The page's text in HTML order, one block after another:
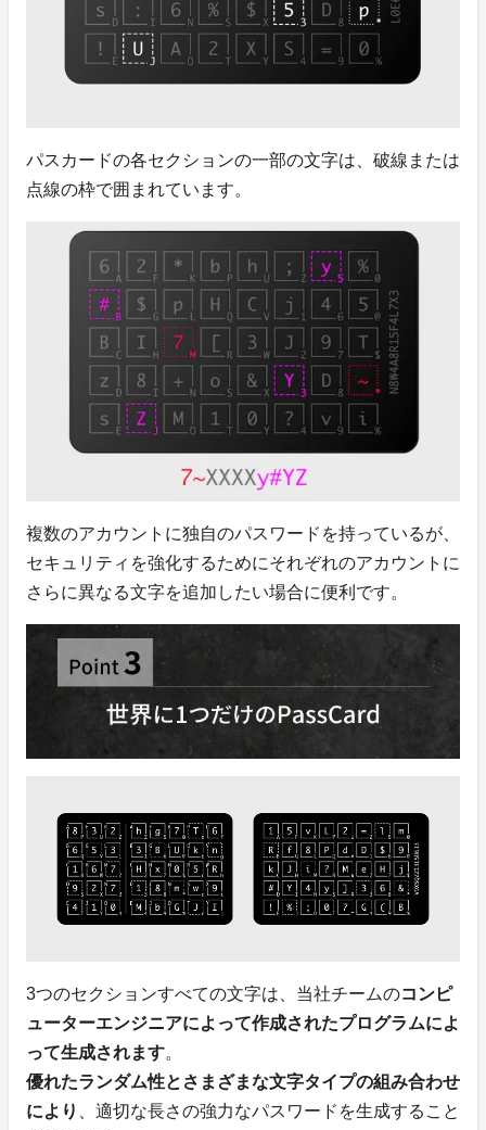
パスカードの各セクションの一部の文字は、破線または
点線の枠で囲まれています。
複数のアカウントに独自のパスワードを持っているが、
セキュリティを強化するためにそれぞれのアカウントに
さらに異なる文字を追加したい場合に便利です。
3つのセクションすべての文字は、当社チームのコンピ
ューターエンジニアによって作成されたプログラムによ
って生成されます。
優れたランダム性とさまざまな文字タイプの組み合わせ
により
、適切な長さの強力なパスワードを生成すること